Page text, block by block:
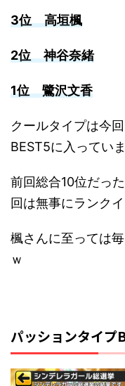
3位 高垣楓
2位 神谷奈緒
1位 鷺沢文香
クールタイプは今
BEST5に入っていま
前回総合10位だっ
回は無事にランクイ
楓さんに至っては
ｗ
パッションタイプ